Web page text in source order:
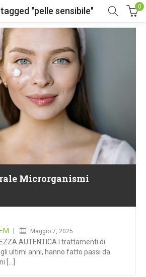
"pelle sensibile" 0
Microrganismi
Maggio 7, 2025
AUTENTICA I trattamenti di
ultimi anni, hanno fatto passi da
[...]